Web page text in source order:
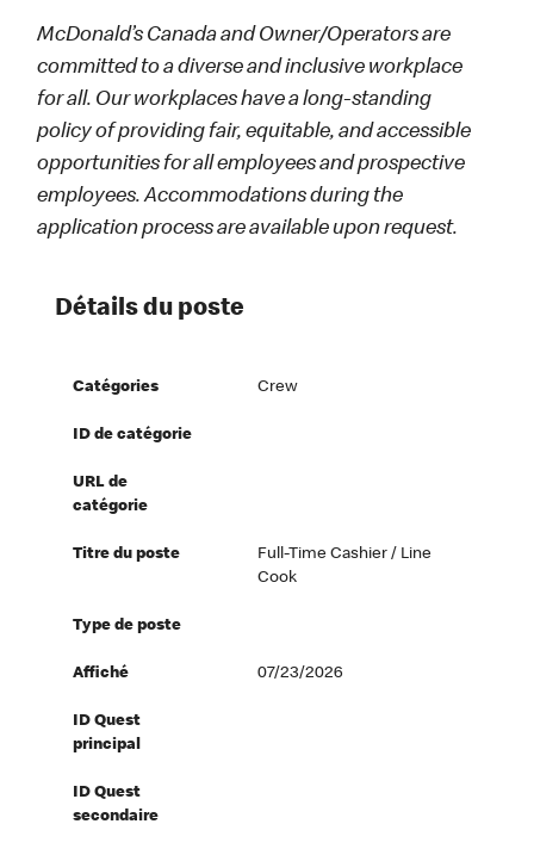
McDonald’s Canada and Owner/Operators are
committed to a diverse and inclusive workplace
for all. Our workplaces have a long-standing
policy of providing fair, equitable, and accessible
opportunities for all employees and prospective
employees. Accommodations during the
application process are available upon request.
Détails du poste
Catégories Crew
ID de catégorie
URL de
catégorie
Titre du poste
Full-Time Cashier / Line
Cook
Type de poste
Affiché 07/23/2026
ID Quest
principal
ID Quest
secondaire